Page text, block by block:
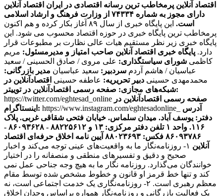
اقتصاد آنلاین پرمخاطب ترین رسانه اقتصادی در ایران اقتصاد آنلاین
دارای مجوز به شماره ۷۴۳۳۴ از وزارت فرهنگ و ارشاد اسلامی
است.
این پایگاه خبری از سال ۸۹ آغاز بکار کرده و هم اکنون
پرمخاطب ترین پایگاه خبری در حوزه اقتصاد محسوب می شود. این
پایگاه خبری زیر نظر مستقیم هیات عالی نظارت بر مطبوعات قرار
دارد. پایگاه خبری اقتصاد آنلاین صاحب امتیاز و مدیرمسئول: مریم
کاظمی شورای سیاستگذاری: علی مروی / صادق الحسینی / سعید
عباسیان / هاشم آردم سردبیر: سعید عباسیان مدیر بازرگانی:
محمدمهدی حسینی دبیر تحریریه: عاطفه حسینی اقتصادآنلاین در
شبکه‌های مجازی:صفحه رسمی اقتصادآنلاین در توییتر:
https://twitter.com/eghtesad_online صفحه رسمی اقتصادآنلاین در
اینستاگرام: https://www.instagram.com/eghtesadonline_ آدرس
دفتر: یوسف آباد. میدان سلماس. خیابان فتحی شقاقی غربی. پلاک
۱۱۶. واحد ۱
تلفن دفتر مرکزی: ۱۳ و ۸۸۲۲۵۶۱۲ - ۸۶۰۹۳۶۲۸ -
۸۶۰۹۳۷۸۶ فکس: ۸۸۰۲۳۶۹۳
آیین نامه اخلاق حرفه‌ای اقتصاد
آنلاین
۱- روزنامه‌نگار ما به واقعیت‌های عینی توجه می‌کند و اخبار
صحیح و دقیق و تفسیرهای منطقی و منصفانه را در اختیار
خوانندگان می‌گذارد. روزنامه نگار ما به هیچ وجه جناحی عمل نمی
کند و تنها خط قرمز او قانون و خطوط مشخص شده توسط مقام
معظم رهبری است. ۲- روزنامه‌نگاری یک خدمت اجتماعی است، نه
یک فعالیت بازرگانی و روزنامه‌نگار همواره براساس وجدان اخلاق